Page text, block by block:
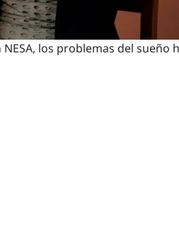
los problemas del sueño